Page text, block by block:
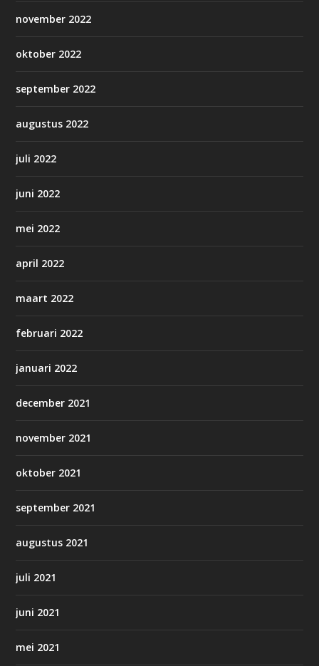
november 2022
oktober 2022
september 2022
augustus 2022
juli 2022
juni 2022
mei 2022
april 2022
maart 2022
februari 2022
januari 2022
december 2021
november 2021
oktober 2021
september 2021
augustus 2021
juli 2021
juni 2021
mei 2021